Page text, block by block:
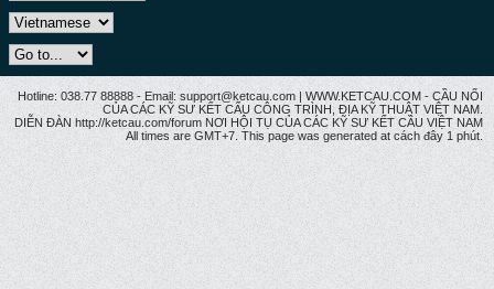
Hotline: 038.77 88888 - Email: support@ketcau.com | WWW.KETCAU.COM - CẦU NỐI
CỦA CÁC KỸ SƯ KẾT CẤU CÔNG TRÌNH, ĐỊA KỸ THUẬT VIỆT NAM.
DIỄN ĐÀN http://ketcau.com/forum NƠI HỘI TỤ CỦA CÁC KỸ SƯ KẾT CÂU VIỆT NAM
All times are GMT+7. This page was generated at cách đây 1 phút.